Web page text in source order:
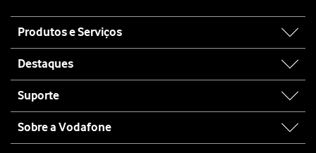
map
Produtos e Serviços
Destaques
Suporte
Sobre a Vodafone